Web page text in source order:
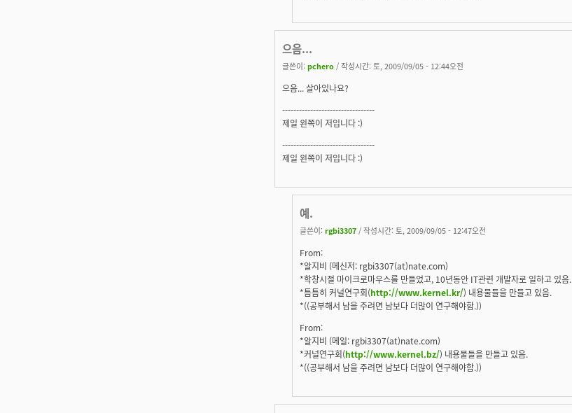
으음...
글쓴이: pchero / 작성시간: 토, 2009/09/05 - 12:44오전
으음... 살아있나요?
---------------------------------
제일 왼쪽이 저입니다 :)
---------------------------------
제일 왼쪽이 저입니다 :)
예.
글쓴이: rgbi3307 / 작성시간: 토, 2009/09/05 - 12:47오전
From:
*알지비 (메신저: rgbi3307(at)nate.com)
*학창시절 마이크로마우스를 만들었고, 10년동안 IT관련 개발자로 일하고 있음.
*틈틈히 커널연구회(http://www.kernel.kr/) 내용물들을 만들고 있음.
*((공부해서 남을 주려면 남보다 더많이 연구해야함.))
From:
*알지비 (메일: rgbi3307(at)nate.com)
*커널연구회(http://www.kernel.bz/) 내용물들을 만들고 있음.
*((공부해서 남을 주려면 남보다 더많이 연구해야함.))